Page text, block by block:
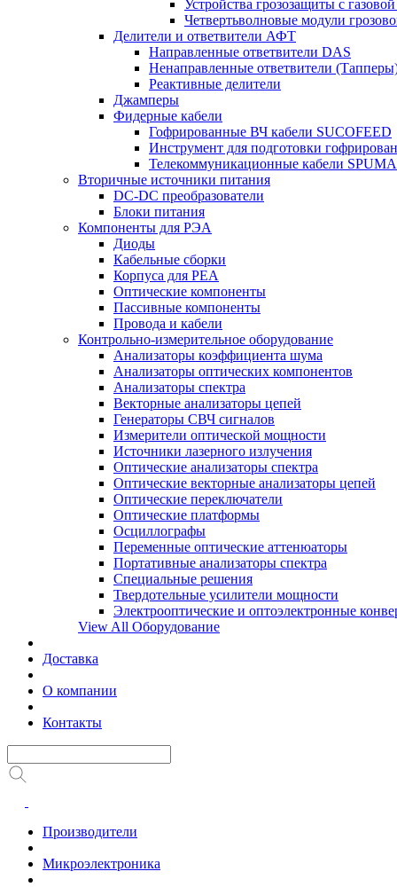
Устройства грозозащиты с
Четвертьволновые модули
Делители и ответвители АФТ
Направленные ответвители DAS
Ненаправленные ответвители
Реактивные делители
Джамперы
Фидерные кабели
Гофрированные ВЧ кабели SUCOFEED
Инструмент для подготовки
Телекоммуникационные кабели SPUMA
Вторичные источники питания
DC-DC преобразователи
Блоки питания
Компоненты для РЭА
Диоды
Кабельные сборки
Корпуса для РЕА
Оптические компоненты
Пассивные компоненты
Провода и кабели
Контрольно-измерительное оборудование
Анализаторы коэффициента шума
Анализаторы оптических компонентов
Анализаторы спектра
Векторные анализаторы цепей
Генераторы СВЧ сигналов
Измерители оптической мощности
Источники лазерного излучения
Оптические анализаторы спектра
Оптические векторные анализаторы цепей
Оптические переключатели
Оптические платформы
Осциллографы
Переменные оптические аттенюаторы
Портативные анализаторы спектра
Специальные решения
Твердотельные усилители мощности
Электрооптические и оптоэлектронные
View All Оборудование
Доставка
О компании
Контакты
Производители
Микроэлектроника